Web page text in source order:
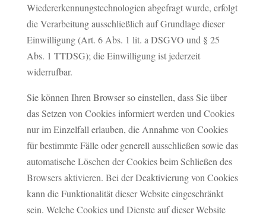
Wiedererkennungstechnologien abgefragt wurde, erfolgt
die Verarbeitung ausschließlich auf Grundlage dieser
Einwilligung (Art. 6 Abs. 1 lit. a DSGVO und § 25
Abs. 1 TTDSG); die Einwilligung ist jederzeit
widerrufbar.
Sie können Ihren Browser so einstellen, dass Sie über
das Setzen von Cookies informiert werden und Cookies
nur im Einzelfall erlauben, die Annahme von Cookies
für bestimmte Fälle oder generell ausschließen sowie das
automatische Löschen der Cookies beim Schließen des
Browsers aktivieren. Bei der Deaktivierung von Cookies
kann die Funktionalität dieser Website eingeschränkt
sein. Welche Cookies und Dienste auf dieser Website